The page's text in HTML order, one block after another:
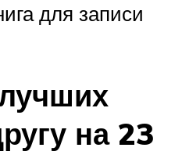
для записи
на 23